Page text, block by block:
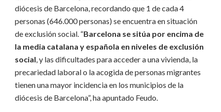
diócesis de Barcelona, recordando que 1 de cada 4
personas (646.000 personas) se encuentra en situación
de exclusión social. “Barcelona se sitúa por encima de
la media catalana y española en niveles de exclusión
social, y las dificultades para acceder a una vivienda, la
precariedad laboral o la acogida de personas migrantes
tienen una mayor incidencia en los municipios de la
diócesis de Barcelona”, ha apuntado Feudo.